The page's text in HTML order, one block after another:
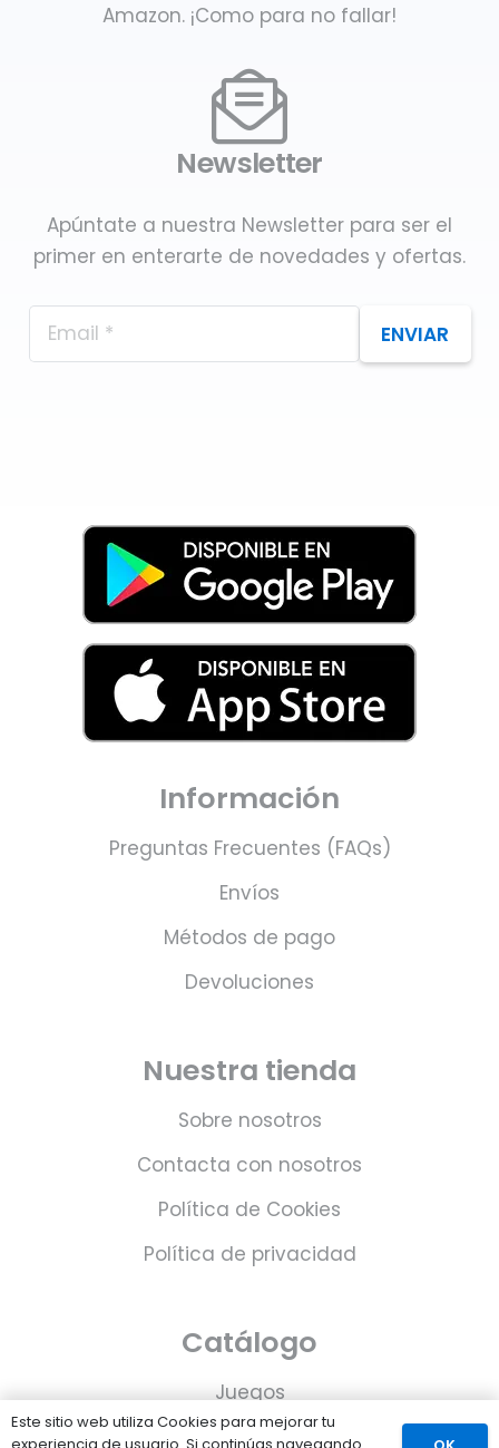
Amazon. ¡Como para no fallar!
Newsletter
Apúntate a nuestra Newsletter para ser el
primer en enterarte de novedades y ofertas.
ENVIAR
Información
Preguntas Frecuentes (FAQs)
Envíos
Métodos de pago
Devoluciones
Nuestra tienda
Sobre nosotros
Contacta con nosotros
Política de Cookies
Política de privacidad
Catálogo
Juegos
Consolas
Este sitio web utiliza Cookies para mejorar tu